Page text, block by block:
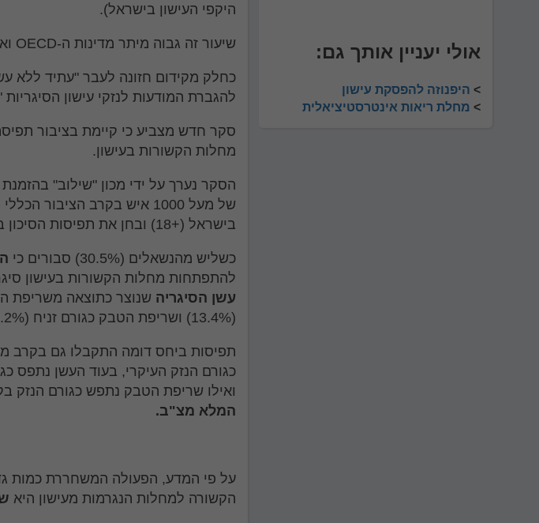
אולי יעניין אותך גם:
> היפנוזה להפסקת עישון
> מחלת ריאות אינטרסטיציאלית
היקפי העישון בישראל).
שיעור זה גבוה מיתר מדינות ה-OECD ואף לא פחת בתקופה מגפת הקורונה.
כחלק מקידום חזונה לעבר "עתיד ללא
להגברת המודעות לנזקי עישון
סקר חדש מצביע כי קיימת בציבור
מחלות הקשורות בעישון.
הסקר נערך על ידי מכון "שילוב"
של מעל 1000 איש בקרב
בישראל (+18) ובחן את תפיסות הסיכון בעישון סיגריות.
כשליש מהנשאלים (30.5%) סבורים כי
להתפתחות מחלות הקשורות בעישון
עשן הסיגריה שנוצר כתוצאה משריפת
(13.4%) ושריפת הטבק כגורם זניח (3.2%).
ואילו שריפת הטבק נתפש כגורם הנזק בקרב 4.1% מהמעשנים
המלא מצ"ב.
על פי המדע, הפעולה המשחררת כמות
הקשורה למחלות הנגרמות מעישון היא